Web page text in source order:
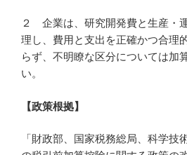
２ 企業は、研究開発費と生産・
理し、費用と支出を正確かつ合理
らず、不明瞭な区分については加
い。
【政策根拠】
「財政部、国家税務総局、科学技